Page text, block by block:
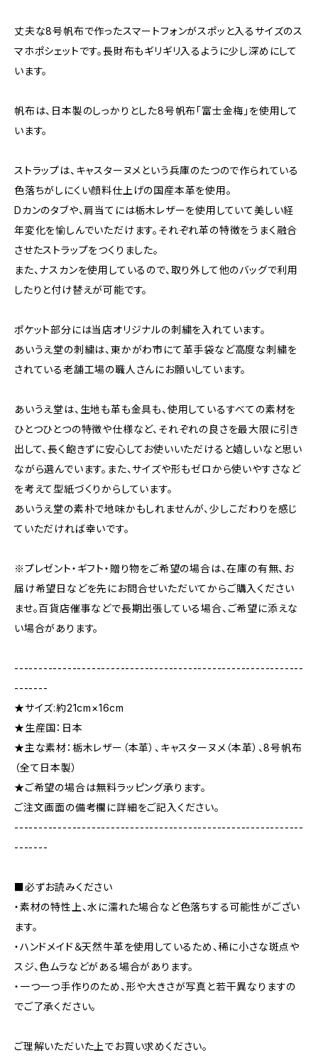
丈夫な8号帆布で作ったスマートフォンがスポッと入るサイズのス
マホポシェットです。長財布もギリギリ入るように少し深めにして
います。
帆布は、日本製のしっかりとした8号帆布「富士金梅」を使用して
います。
ストラップは、キャスターヌメという兵庫のたつので作られている
色落ちがしにくい顔料仕上げの国産本革を使用。
Dカンのタブや、肩当てには栃木レザーを使用していて美しい経
年変化を愉しんでいただけます。それぞれ革の特徴をうまく融合
させたストラップをつくりました。
また、ナスカンを使用しているので、取り外して他のバッグで利用
したりと付け替えが可能です。
ポケット部分には当店オリジナルの刺繍を入れています。
あいうえ堂の刺繍は、東かがわ市にて革手袋など高度な刺繍を
されている老舗工場の職人さんにお願いしています。
あいうえ堂は、生地も革も金具も、使用しているすべての素材を
ひとつひとつの特徴や仕様など、それぞれの良さを最大限に引き
出して、長く飽きずに安心してお使いいただけると嬉しいなと思い
ながら選んでいます。また、サイズや形もゼロから使いやすさなど
を考えて型紙づくりからしています。
あいうえ堂の素朴で地味かもしれませんが、少しこだわりを感じ
ていただければ幸いです。
※プレゼント・ギフト・贈り物をご希望の場合は、在庫の有無、お
届け希望日などを先にお問合せいただいてからご購入ください
ませ。百貨店催事などで長期出張している場合、ご希望に添えな
い場合があります。
------------------------------------------------------------
-------
★サイズ:約21cm×16cm
★生産国：日本
★主な素材：栃木レザー（本革）、キャスターヌメ（本革）、8号帆布
（全て日本製）
★ご希望の場合は無料ラッピング承ります。
ご注文画面の備考欄に詳細をご記入ください。
------------------------------------------------------------
-------
■必ずお読みください
・素材の特性上、水に濡れた場合など色落ちする可能性がござい
ます。
・ハンドメイド＆天然牛革を使用しているため、稀に小さな斑点や
スジ、色ムラなどがある場合があります。
・一つ一つ手作りのため、形や大きさが写真と若干異なりますの
でご了承ください。
ご理解いただいた上でお買い求めください。